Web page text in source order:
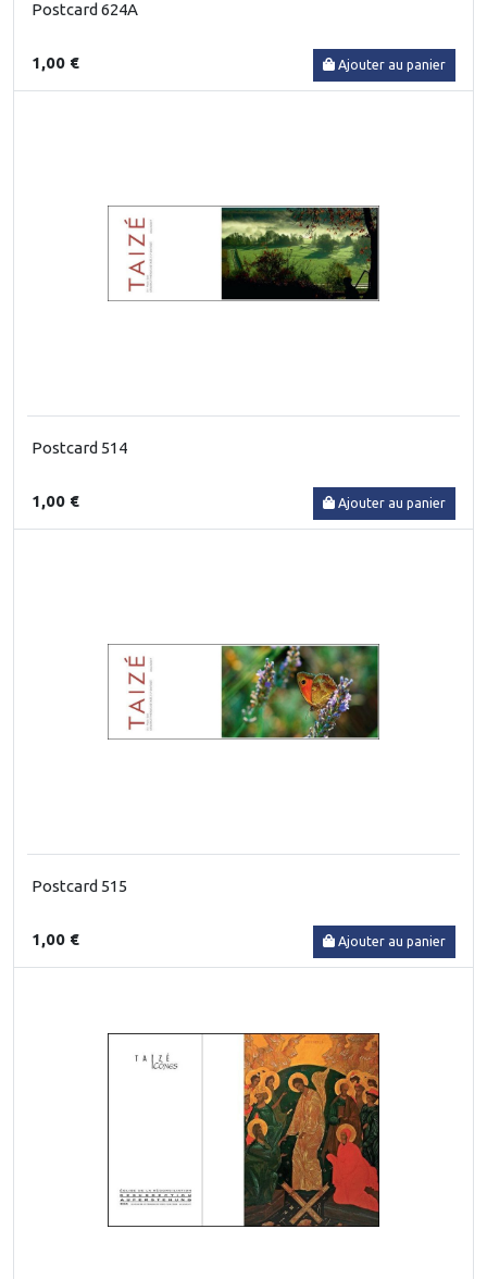
Postcard 624A
1,00 € Ajouter au panier
Postcard 514
1,00 € Ajouter au panier
Postcard 515
1,00 € Ajouter au panier